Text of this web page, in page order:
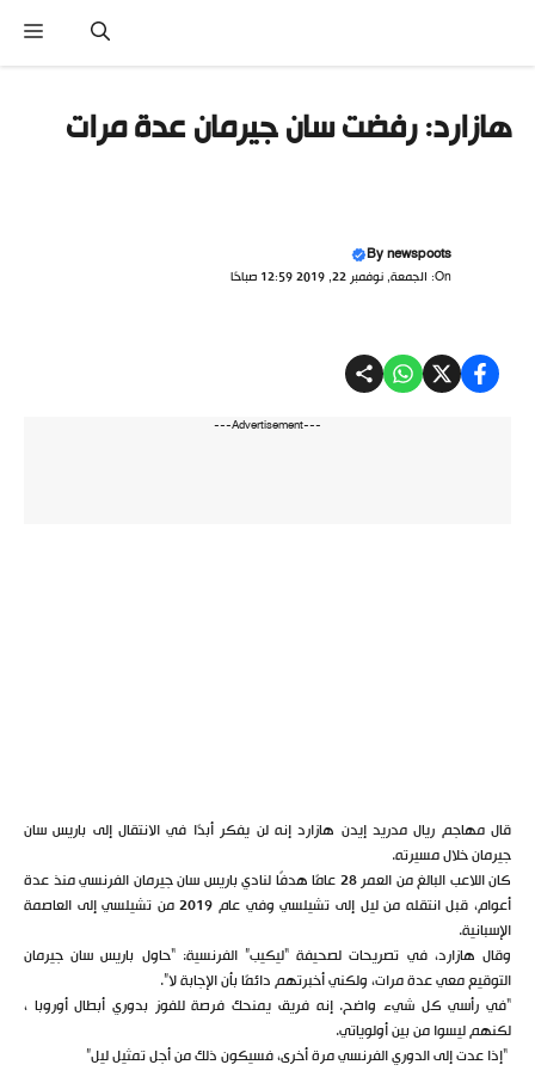
المحتوى
هازارد: رفضت سان جيرمان عدة مرات
Bynewspoots
On: الجمعة, نوفمبر 22, 2019 12:59 صباحًا
---Advertisement---
قال مهاجم ريال مدريد إيدن هازارد إنه لن يفكر أبدًا في الانتقال إلى باريس سان
جيرمان خلال مسيرته.
كان اللاعب البالغ من العمر 28 عامًا هدفًا لنادي باريس سان جيرمان الفرنسي منذ عدة
أعوام، قبل انتقله من ليل إلى تشيلسي وفي عام 2019 من تشيلسي إلى العاصمة
الإسبانية.
وقال هازارد، في تصريحات لصحيفة “ليكيب” الفرنسية: “حاول باريس سان جيرمان
التوقيع معي عدة مرات، ولكني أخبرتهم دائمًا بأن الإجابة لا”.
“في رأسي كل شيء واضح. إنه فريق يمنحك فرصة للفوز بدوري أبطال أوروبا ،
لكنهم ليسوا من بين أولوياتي.
“إذا عدت إلى الدوري الفرنسي مرة أخرى، فسيكون ذلك من أجل تمثيل ليل”